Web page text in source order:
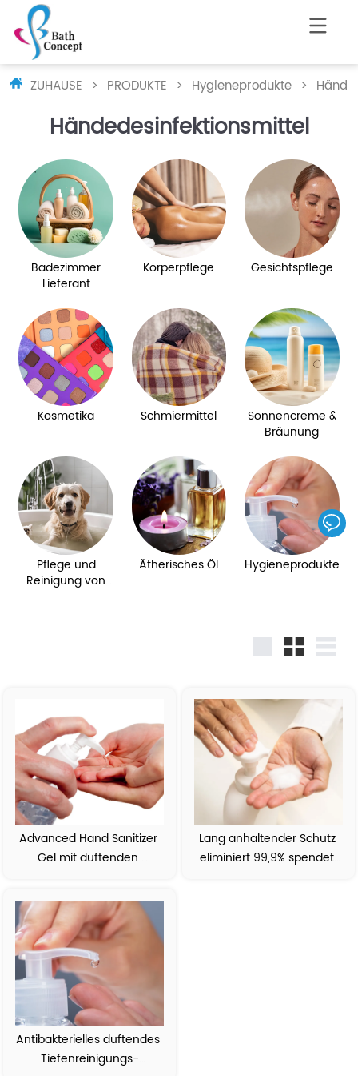
ZUHAUSE > PRODUKTE > Hygieneprodukte >
Händedesinfektionsmittel
Badezimmer
Lieferant
Körperpflege Gesichtspflege
Kosmetika Schmiermittel
Sonnencreme &
Bräunung
Pflege und
Reinigung von
Ätherisches Öl Hygieneprodukte
Advanced Hand Sanitizer
Gel mit duftenden
Lang anhaltender Schutz
eliminiert 99,9% spendet
Antibakterielles duftendes
Tiefenreinigungs-